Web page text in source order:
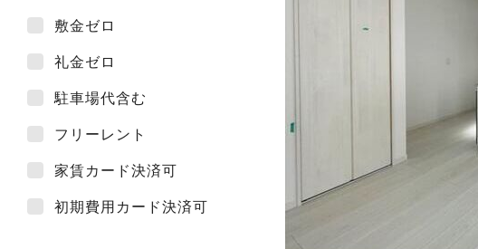
敷金ゼロ
礼金ゼロ
駐車場代含む
フリーレント
家賃カード決済可
初期費用カード決済可